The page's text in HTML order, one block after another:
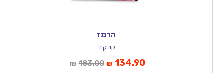
הרמז
קודקוד
₪ 183.00המחיר
₪ 134.90המחיר